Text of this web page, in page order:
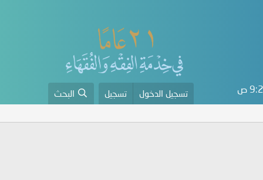
ص تسجيل الدخول تسجيل البحث